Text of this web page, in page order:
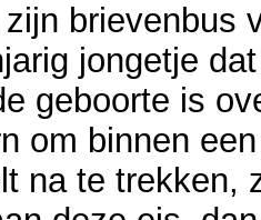
brievenbus
jongetje
geboorte is
om binnen
na te trekken,